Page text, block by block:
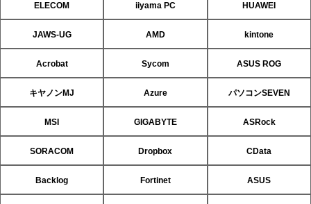
ELECOM iiyama PC HUAWEI
JAWS-UG AMD kintone
Acrobat Sycom ASUS ROG
キヤノンMJ Azure パソコンSEVEN
MSI GIGABYTE ASRock
SORACOM Dropbox CData
Backlog Fortinet ASUS